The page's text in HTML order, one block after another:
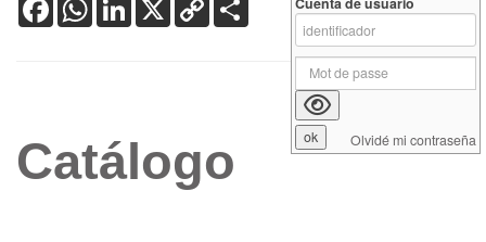
Link
Catálogo Olvidé mi contraseña